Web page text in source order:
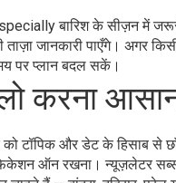
बारिश के सीज़न में
ताज़ा जानकारी पाएँगे। अगर
पर प्लान बदल सकें।
करना
टॉपिक और डेट के हिसाब से
ऑन रखना। न्यूज़लेटर